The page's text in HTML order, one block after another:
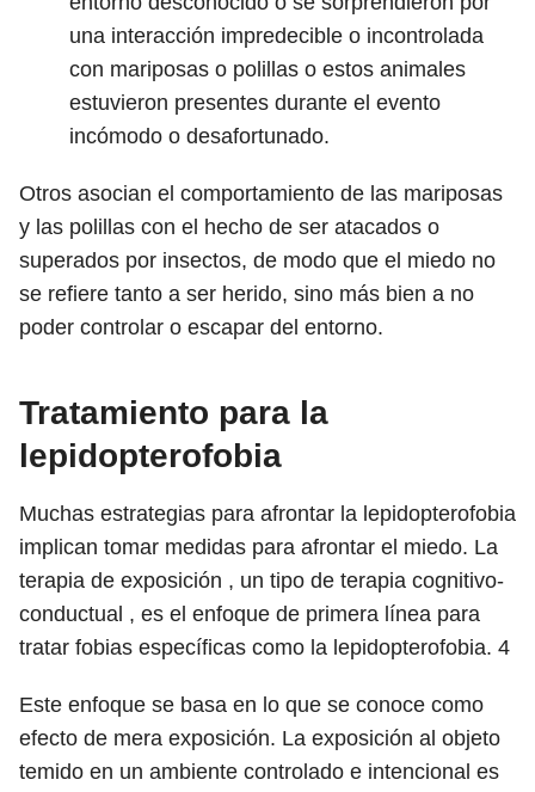
una interacción impredecible o incontrolada
con mariposas o polillas o estos animales
estuvieron presentes durante el evento
incómodo o desafortunado.
Otros asocian el comportamiento de las mariposas
y las polillas con el hecho de ser atacados o
superados por insectos, de modo que el miedo no
se refiere tanto a ser herido, sino más bien a no
poder controlar o escapar del entorno.
Tratamiento para la
lepidopterofobia
Muchas estrategias para afrontar la lepidopterofobia
implican tomar medidas para afrontar el miedo. La
terapia de exposición , un tipo de terapia cognitivo-
conductual , es el enfoque de primera línea para
tratar fobias específicas como la lepidopterofobia. 4
Este enfoque se basa en lo que se conoce como
efecto de mera exposición. La exposición al objeto
temido en un ambiente controlado e intencional es